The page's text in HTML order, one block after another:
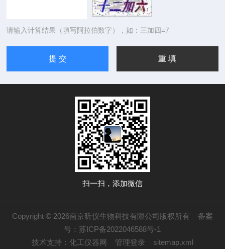
请输入计算结果（填写阿拉伯数字），如：三加四=7
扫一扫，添加微信
Copyright © 2026南京昕仪生物科技有限公司版权所有 备案
号：苏ICP备2022046588号-1
技术支持： 化工仪器网 管理登录 sitemap.xml